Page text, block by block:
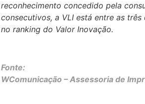
reconhecimento concedido pela
consecutivos, a VLI está entre as
no ranking do Valor Inovação.
Fonte:
WComunicação – Assessoria de